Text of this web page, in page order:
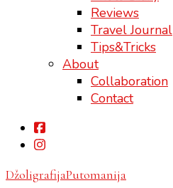
Reviews
Travel Journal
Tips&Tricks
About
Collaboration
Contact
DžoligrafijaPutomanija